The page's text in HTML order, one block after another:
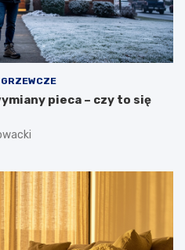
pieca – czy to się